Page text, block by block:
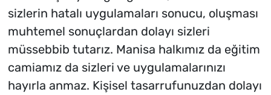
sizlerin hatalı uygulamaları sonucu, oluşması
muhtemel sonuçlardan dolayı sizleri
müssebbib tutarız. Manisa halkımız da eğitim
camiamız da sizleri ve uygulamalarınızı
hayırla anmaz. Kişisel tasarrufunuzdan dolayı